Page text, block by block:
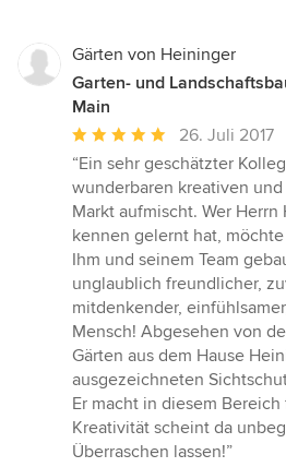
Gärten von Heininger
Garten- und
Main
Durchschnittliche
Bewertung:
5
von
5
Sternen
26. Juli 2017
“Ein sehr geschätzter
wunderbaren kreativen
Markt aufmischt. Wer
kennen gelernt hat,
Ihm und seinem Team
unglaublich freundlicher,
mitdenkender,
Mensch! Abgesehen von
Gärten aus dem Hause
ausgezeichneten
Er macht in diesem
Kreativität scheint da
Überraschen lassen!”